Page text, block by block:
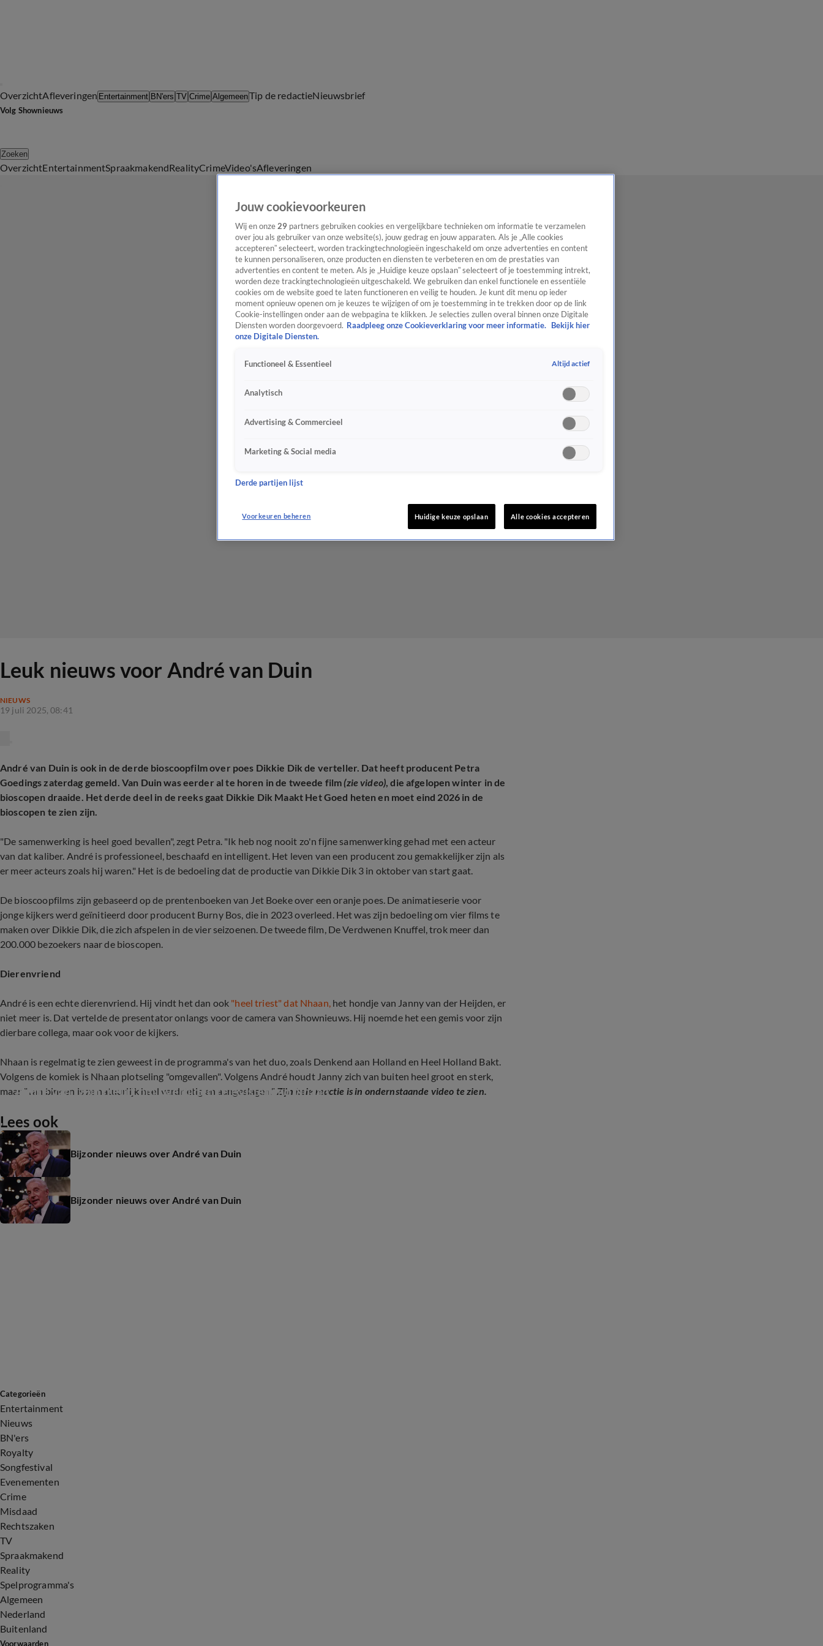
OverzichtAfleveringen Entertainment BN'ers TV Crime AlgemeenTip de redactieNieuwsbrief
Volg Shownieuws
Zoeken
OverzichtEntertainmentSpraakmakendRealityCrimeVideo'sAfleveringen
Leuk nieuws voor André van Duin
NIEUWS
19 juli 2025, 08:41
André van Duin is ook in de derde bioscoopfilm over poes Dikkie Dik de verteller. Dat heeft producent Petra
Goedings zaterdag gemeld. Van Duin was eerder al te horen in de tweede film(zie video), die afgelopen winter in de
bioscopen draaide. Het derde deel in de reeks gaat Dikkie Dik Maakt Het Goed heten en moet eind 2026 in de
bioscopen te zien zijn.
"De samenwerking is heel goed bevallen", zegt Petra. "Ik heb nog nooit zo'n fijne samenwerking gehad met een acteur
van dat kaliber. André is professioneel, beschaafd en intelligent. Het leven van een producent zou gemakkelijker zijn als
er meer acteurs zoals hij waren." Het is de bedoeling dat de productie van Dikkie Dik 3 in oktober van start gaat.
De bioscoopfilms zijn gebaseerd op de prentenboeken van Jet Boeke over een oranje poes. De animatieserie voor
jonge kijkers werd geïnitieerd door producent Burny Bos, die in 2023 overleed. Het was zijn bedoeling om vier films te
maken over Dikkie Dik, die zich afspelen in de vier seizoenen. De tweede film, De Verdwenen Knuffel, trok meer dan
200.000 bezoekers naar de bioscopen.
Dierenvriend
André is een echte dierenvriend. Hij vindt het dan ook "heel triest" dat Nhaan,het hondje van Janny van der Heijden, er
niet meer is. Dat vertelde de presentator onlangs voor de camera van Shownieuws. Hij noemde het een gemis voor zijn
dierbare collega, maar ook voor de kijkers.
Nhaan is regelmatig te zien geweest in de programma's van het duo, zoals Denkend aan Holland en Heel Holland Bakt.
Volgens de komiek is Nhaan plotseling "omgevallen". Volgens André houdt Janny zich van buiten heel groot en sterk,
maar "van binnen is ze natuurlijk heel verdrietig en aangeslagen."Zijn hele reactie is in ondernstaande video te zien.
1:52
André van Duin treurt om overlijden televisiehond Nhaan
Lees ook
Bijzonder nieuws over André van Duin
Bijzonder nieuws over André van Duin
Categorieën
Entertainment
Nieuws
BN'ers
Royalty
Songfestival
Evenementen
Crime
Misdaad
Rechtszaken
TV
Spraakmakend
Reality
Spelprogramma's
Algemeen
Nederland
Buitenland
Voorwaarden
Jouw cookievoorkeuren
Wij en onze 29 partners gebruiken cookies en vergelijkbare technieken om informatie te verzamelen
over jou als gebruiker van onze website(s), jouw gedrag en jouw apparaten. Als je „Alle cookies
accepteren” selecteert, worden trackingtechnologieën ingeschakeld om onze advertenties en content
te kunnen personaliseren, onze producten en diensten te verbeteren en om de prestaties van
advertenties en content te meten. Als je „Huidige keuze opslaan” selecteert of je toestemming intrekt,
worden deze trackingtechnologieën uitgeschakeld. We gebruiken dan enkel functionele en essentiële
cookies om de website goed te laten functioneren en veilig te houden. Je kunt dit menu op ieder
moment opnieuw openen om je keuzes te wijzigen of om je toestemming in te trekken door op de link
Cookie-instellingen onder aan de webpagina te klikken. Je selecties zullen overal binnen onze Digitale
Diensten worden doorgevoerd. Raadpleeg onze Cookieverklaring voor meer informatie.
Bekijk hier
onze Digitale Diensten.
Functioneel & Essentieel Altijd actief
Analytisch
Advertising & Commercieel
Marketing & Social media
Derde partijen lijst
Voorkeuren beheren Huidige keuze opslaan Alle cookies accepteren